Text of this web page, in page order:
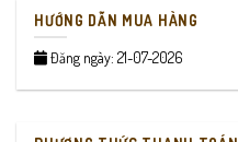
HƯỚNG DẪN MUA HÀNG
Đăng ngày: 21-07-2026